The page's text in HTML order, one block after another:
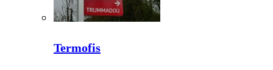
Termofis